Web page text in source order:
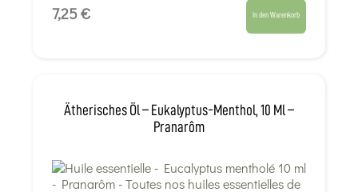
7,25 € In den Warenkorb
Ätherisches Öl – Eukalyptus-Menthol, 10 Ml –
Pranarôm